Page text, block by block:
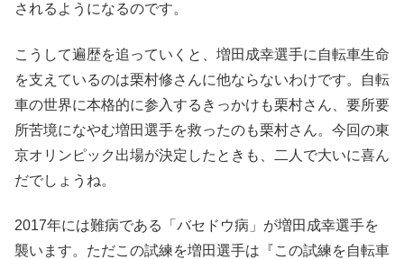
されるようになるのです。
こうして遍歴を追っていくと、増田成幸選手に自転車生命
を支えているのは栗村修さんに他ならないわけです。自転
車の世界に本格的に参入するきっかけも栗村さん、要所要
所苦境になやむ増田選手を救ったのも栗村さん。今回の東
京オリンピック出場が決定したときも、二人で大いに喜ん
だでしょうね。
2017年には難病である「バセドウ病」が増田成幸選手を
襲います。ただこの試練を増田選手は『この試練を自転車